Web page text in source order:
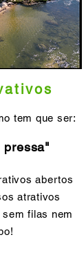
tem que ser:
pressa"
abertos
atrativos
filas nem